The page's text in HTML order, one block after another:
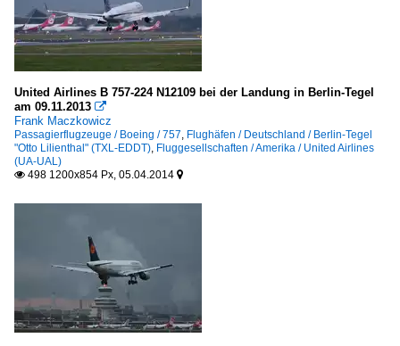
United Airlines B 757-224 N12109 bei der Landung in Berlin-Tegel
am 09.11.2013 
Frank Maczkowicz
Passagierflugzeuge / Boeing / 757, Flughäfen / Deutschland / Berlin-Tegel
"Otto Lilienthal" (TXL-EDDT), Fluggesellschaften / Amerika / United Airlines
(UA-UAL)
 498 1200x854 Px, 05.04.2014 